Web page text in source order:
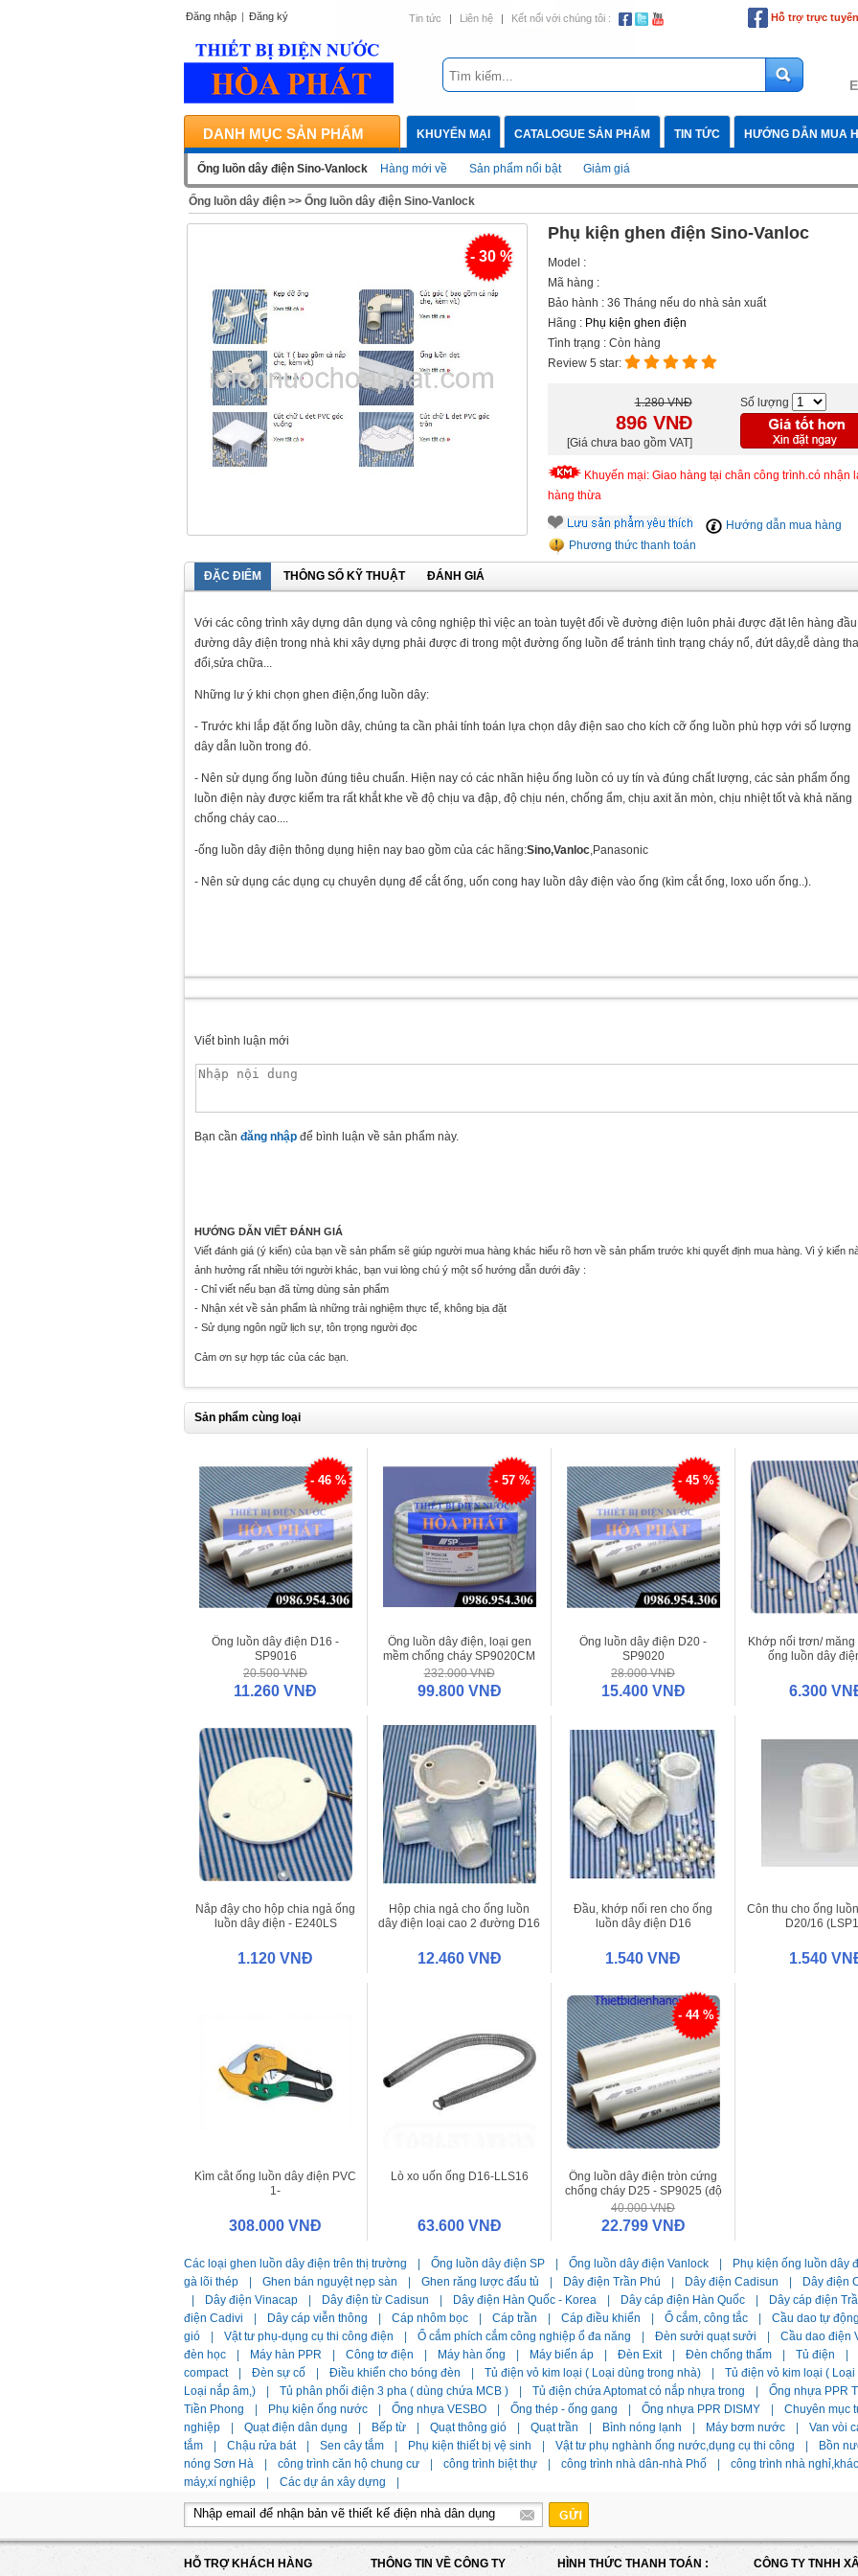
Đăng nhập | Đăng ký Tin tức | Liên hệ | Kết nối với chúng tôi : Hỗ trợ trực tuyến
DANH MỤC SẢN PHẨM KHUYẾN MẠI CATALOGUE SẢN PHẨM TIN TỨC HƯỚNG DẪN MUA
Ống luồn dây điện Sino-Vanlock Hàng mới về Sản phẩm nổi bật Giảm giá
Ống luồn dây điện >> Ống luồn dây điện Sino-Vanlock
- 30 %
Phụ kiện ghen điện Sino-Vanloc
Model :
Mã hàng :
Bảo hành : 36 Tháng nếu do nhà sản xuất
Hãng : Phụ kiện ghen điện
Tình trạng : Còn hàng
Review 5 star:
1.280 VNĐ
896 VNĐ
[Giá chưa bao gồm VAT]
Số lượng
Khuyến mại: Giao hàng tại chân công trình.có nhận
hàng thừa
Hướng dẫn mua hàng
Phương thức thanh toán
ĐẶC ĐIỂM THÔNG SỐ KỸ THUẬT ĐÁNH GIÁ
Với các công trình xây dựng dân dụng và công nghiệp thì việc an toàn tuyệt đối về đường điện luôn phải được đặt lên hàng
đường dây điện trong nhà khi xây dựng phải được đi trong một đường ống luồn để tránh tình trạng cháy nổ, đứt dây,dễ dàng
đổi,sửa chữa...
Những lư ý khi chọn ghen điện,ống luồn dây:
- Trước khi lắp đặt ống luồn dây, chúng ta cần phải tính toán lựa chọn dây điện sao cho kích cỡ ống luồn phù hợp với số lượng
dây dẫn luồn trong đó.
- Nên sử dụng ống luồn đúng tiêu chuẩn. Hiện nay có các nhãn hiệu ống luồn có uy tín và đúng chất lượng, các sản phẩm ống
luồn điện này được kiểm tra rất khắt khe về độ chịu va đập, độ chịu nén, chống ẩm, chịu axit ăn mòn, chịu nhiệt tốt và khả năng
chống cháy cao....
-ống luồn dây điện thông dụng hiện nay bao gồm của các hãng:Sino,Vanloc,Panasonic
- Nên sử dụng các dụng cụ chuyên dụng để cắt ống, uốn cong hay luồn dây điện vào ống (kìm cắt ống, loxo uốn ống..).
Viết bình luận mới
Bạn cần đăng nhập để bình luận về sản phẩm này.
HƯỚNG DẪN VIẾT ĐÁNH GIÁ
Viết đánh giá (ý kiến) của bạn về sản phẩm sẽ giúp người mua hàng khác hiểu rõ hơn về sản phẩm trước khi quyết định mua hàng. Vì ý kiến
ảnh hưởng rất nhiều tới người khác, bạn vui lòng chú ý một số hướng dẫn dưới đây :
- Chỉ viết nếu bạn đã từng dùng sản phẩm
- Nhận xét về sản phẩm là những trải nghiệm thực tế, không bịa đặt
- Sử dụng ngôn ngữ lịch sự, tôn trọng người đọc
Cảm ơn sự hợp tác của các bạn.
Sản phẩm cùng loại
- 46 %
Ống luồn dây điện D16 -
SP9016
20.500 VNĐ
11.260 VNĐ
- 57 %
Ống luồn dây điện, loại gen
mềm chống cháy SP9020CM
(độ dài 50m/ cuộn)
232.000 VNĐ
99.800 VNĐ
- 45 %
Ống luồn dây điện D20 -
SP9020
28.000 VNĐ
15.400 VNĐ
Khớp nối trơn/
ống luồn dây
6.300
Nắp đậy cho hộp chia ngả ống
luồn dây điện - E240LS
1.120 VNĐ
Hộp chia ngả cho ống luồn
dây điện loại cao 2 đường D16
12.460 VNĐ
Đầu, khớp nối ren cho ống
luồn dây điện D16
1.540 VNĐ
Côn thu cho ống
D20/16
1.540
Kìm cắt ống luồn dây điện PVC
1-
308.000 VNĐ
Lò xo uốn ống D16-LLS16
63.600 VNĐ
- 44 %
Ống luồn dây điện tròn cứng
chống cháy D25 - SP9025 (độ
dài 2.92m / cây)
40.000 VNĐ
22.799 VNĐ
Các loại ghen luồn dây điện trên thị trường Ống luồn dây điện SP Ống luồn dây điện Vanlock
Phụ kiện ống luồn dây
gà lõi thép
Ghen bán nguyệt nẹp sàn Ghen răng lược đấu tủ Dây điện Trần Phú Dây điện Cadisun
Dây điện
Dây điện Vinacap Dây điện từ Cadisun Dây điện Hàn Quốc - Korea Dây cáp điện Hàn Quốc
Dây cáp điện
điện Cadivi
Dây cáp viễn thông Cáp nhôm bọc Cáp trần Cáp điều khiển Ổ cắm, công tắc
Cầu dao tự
gió
Vật tư phụ-dụng cụ thi công điện Ổ cắm phích cắm công nghiệp ổ đa năng Đèn sưởi quạt sưởi
Cầu dao điện
đèn học
Máy hàn PPR Công tơ điện Máy hàn ống Máy biến áp Đèn Exit Đèn chống thấm Tủ điện
compact
Đèn sự cố Điều khiển cho bóng đèn Tủ điện vỏ kim loại ( Loại dùng trong nhà)
Tủ điện vỏ kim loại (
Loại nắp âm,)
Tủ phân phối điện 3 pha ( dùng chứa MCB ) Tủ điện chứa Aptomat có nắp nhựa trong
Ống nhựa PPR
Tiền Phong
Phụ kiện ống nước Ống nhựa VESBO Ống thép - ống gang Ống nhựa PPR DISMY
Chuyên mục
nghiệp
Quạt điện dân dụng Bếp từ Quạt thông gió Quạt trần Bình nóng lạnh Máy bơm nước
Van vòi
tắm
Chậu rửa bát Sen cây tắm Phụ kiện thiết bị vệ sinh Vật tư phụ nghành ống nước,dụng cụ thi công
Bồn
nóng Sơn Hà
công trình căn hộ chung cư công trình biệt thự công trình nhà dân-nhà Phố
công trình nhà
máy,xí nghiệp
Các dự án xây dựng
HỖ TRỢ KHÁCH HÀNG THÔNG TIN VỀ CÔNG TY HÌNH THỨC THANH TOÁN : CÔNG TY TNHH